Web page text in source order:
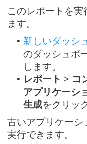
このレポートを
ます。
• 新しいダッシ
のダッシュボ
します。
• レポート > コ
アプリケーシ
生成をクリッ
古いアプリケー
実行できます。